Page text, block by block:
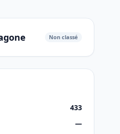
Non classé
433
—